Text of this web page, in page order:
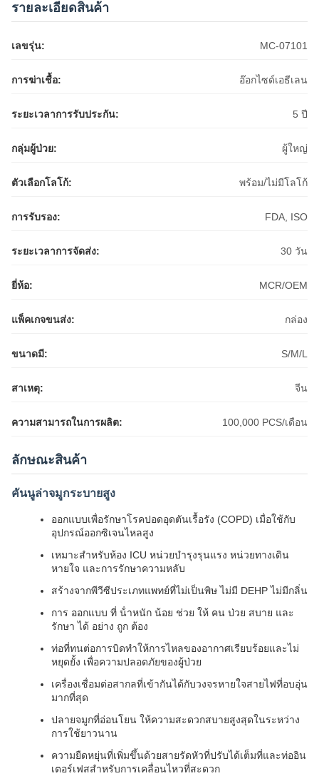
รายละเอียดสินค้า
เลขรุ่น: MC-07101
การฆ่าเชื้อ: อ๊อกไซด์เอธีเลน
ระยะเวลาการรับประกัน: 5 ปี
กลุ่มผู้ป่วย: ผู้ใหญ่
ตัวเลือกโลโก้: พร้อม/ไม่มีโลโก้
การรับรอง: FDA, ISO
ระยะเวลาการจัดส่ง: 30 วัน
ยี่ห้อ: MCR/OEM
แพ็คเกจขนส่ง: กล่อง
ขนาดมี: S/M/L
สาเหตุ: จีน
ความสามารถในการผลิต: 100,000 PCS/เดือน
ลักษณะสินค้า
คันนูล่าจมูกระบายสูง
ออกแบบเพื่อรักษาโรคปอดอุดตันเรื้อรัง (COPD) เมื่อใช้กับ
อุปกรณ์ออกซิเจนไหลสูง
เหมาะสําหรับห้อง ICU หน่วยบํารุงรุนแรง หน่วยทางเดิน
หายใจ และการรักษาความหลับ
สร้างจากพีวีซีประเภทแพทย์ที่ไม่เป็นพิษ ไม่มี DEHP ไม่มีกลิ่น
การ ออกแบบ ที่ น้ําหนัก น้อย ช่วย ให้ คน ป่วย สบาย และ
รักษา ได้ อย่าง ถูก ต้อง
ท่อที่ทนต่อการบิดทําให้การไหลของอากาศเรียบร้อยและไม่
หยุดยั้ง เพื่อความปลอดภัยของผู้ป่วย
เครื่องเชื่อมต่อสากลที่เข้ากันได้กับวงจรหายใจสายไฟที่อบอุ่น
มากที่สุด
ปลายจมูกที่อ่อนโยน ให้ความสะดวกสบายสูงสุดในระหว่าง
การใช้ยาวนาน
ความยืดหยุ่นที่เพิ่มขึ้นด้วยสายรัดหัวที่ปรับได้เต็มที่และท่ออิน
เตอร์เฟสสําหรับการเคลื่อนไหวที่สะดวก